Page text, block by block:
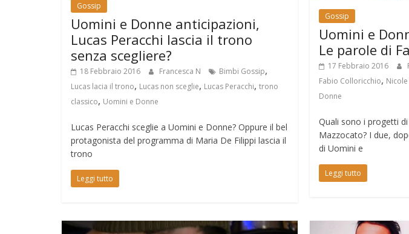
Gossip
Uomini e Donne anticipazioni,
Lucas Peracchi lascia il trono
senza scegliere?
18 Febbraio 2016 Francesca N Bimbi Gossip,
Lucas lacia il trono, Lucas non sceglie, Lucas Peracchi, trono
classico, Uomini e Donne
Lucas Peracchi sceglie a Uomini e Donne? Oppure il bel
protagonista del programma di Maria De Filippi lascia il
trono
Leggi tutto
Gossip
Uomini e
Le parole di
17 Febbraio 2016
Fabio Colloricchio,
Donne
Quali sono i progetti
Mazzocato? I due,
di Uomini e
Leggi tutto